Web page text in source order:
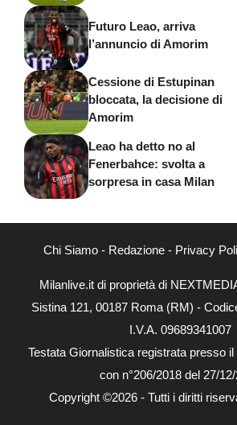
Futuro Leao, arriva
l’annuncio di Amorim
Cessione di Estupinan
bloccata, la decisione di
Amorim
Leao ha detto no al
Fenerbahce: svolta a
sorpresa in casa Milan
Chi Siamo- Redazione- Privacy
Milanlive.it di proprietà di
Sistina 121, 00187 Roma (RM) -
I.V.A. 09689341007
Testata Giornalistica registrata presso
con n°206/2018 del 27/
Copyright ©2026 - Tutti i diritti